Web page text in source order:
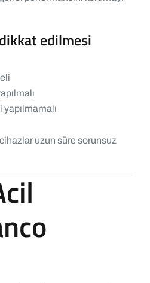
edilmesi
uzun süre sorunsuz